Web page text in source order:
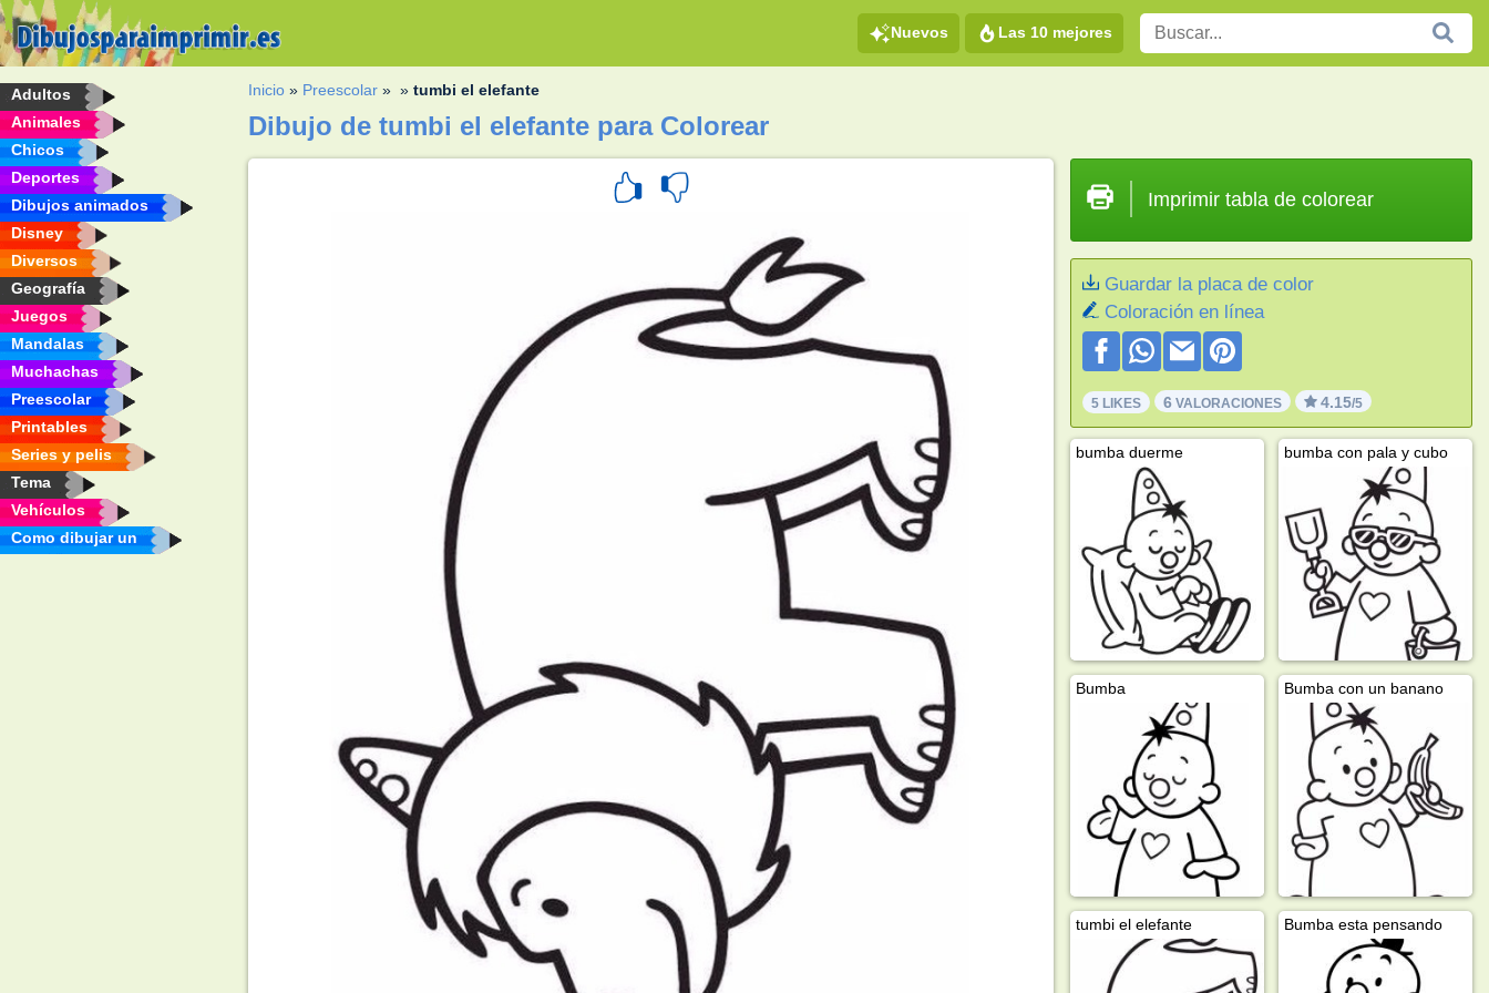
Nuevos Las 10 mejores
Adultos
Animales
Chicos
Deportes
Dibujos animados
Disney
Diversos
Geografía
Juegos
Mandalas
Muchachas
Preescolar
Printables
Series y pelis
Tema
Vehículos
Como dibujar un
Inicio » Preescolar » »tumbi el elefante
Dibujo de tumbi el elefante para Colorear
Imprimir tabla de colorear
Guardar la placa de color
Coloración en línea
5 LIKES 6VALORACIONES 4.15/5
bumba duerme bumba con pala y cubo
Bumba Bumba con un banano
tumbi el elefante Bumba esta pensando